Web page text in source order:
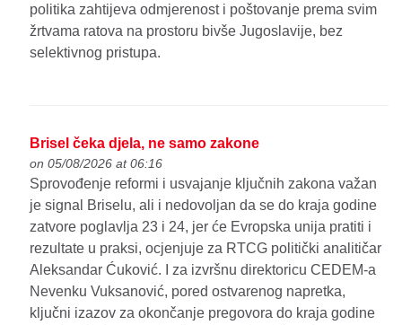
politika zahtijeva odmjerenost i poštovanje prema svim
žrtvama ratova na prostoru bivše Jugoslavije, bez
selektivnog pristupa.
Brisel čeka djela, ne samo zakone
on 05/08/2026 at 06:16
Sprovođenje reformi i usvajanje ključnih zakona važan
je signal Briselu, ali i nedovoljan da se do kraja godine
zatvore poglavlja 23 i 24, jer će Evropska unija pratiti i
rezultate u praksi, ocjenjuje za RTCG politički analitičar
Aleksandar Ćuković. I za izvršnu direktoricu CEDEM-a
Nevenku Vuksanović, pored ostvarenog napretka,
ključni izazov za okončanje pregovora do kraja godine